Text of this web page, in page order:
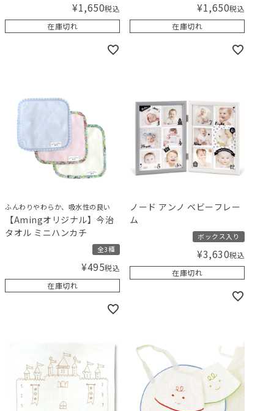
¥1,650税込
在庫切れ
¥1,650税込
在庫切れ
ふんわりやわらか、吸水性の良い
【Amingオリジナル】今治
タオル ミニハンカチ
全3種
¥495税込
在庫切れ
ノード アンノ ベビーフレー
ム
ボックス入り
¥3,630税込
在庫切れ